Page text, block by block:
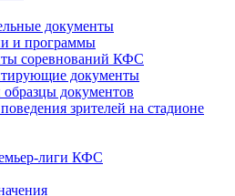
документы
и программы
соревнований КФС
документы
документов
зрителей на стадионе
лиги КФС